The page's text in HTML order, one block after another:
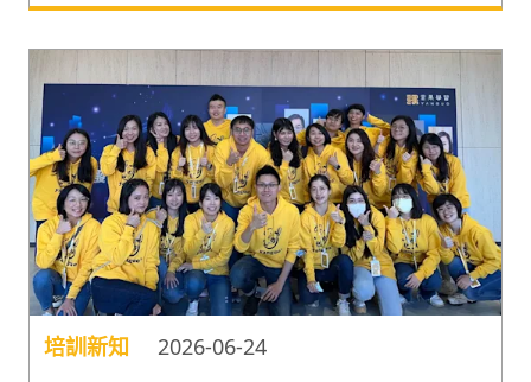
培訓新知 2026-06-24